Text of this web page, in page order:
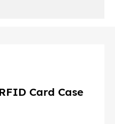
Card Case